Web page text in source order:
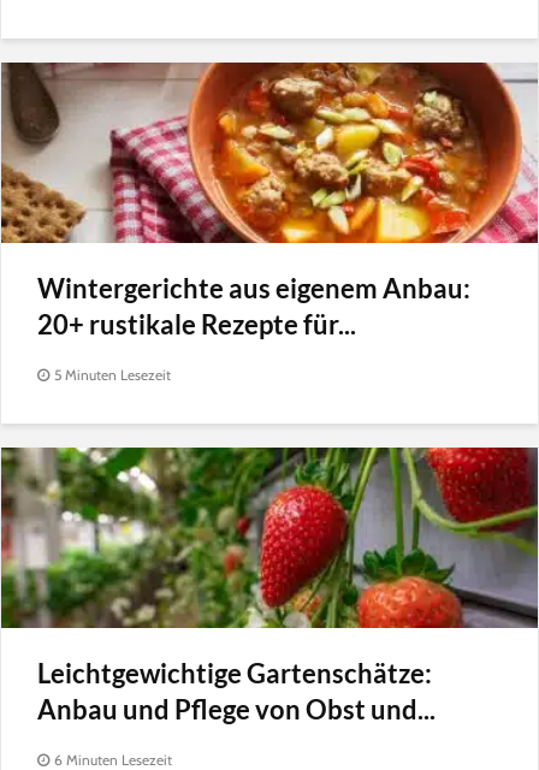
Wintergerichte aus eigenem Anbau:
20+ rustikale Rezepte für...
5 Minuten Lesezeit
Leichtgewichtige Gartenschätze:
Anbau und Pflege von Obst und...
6 Minuten Lesezeit